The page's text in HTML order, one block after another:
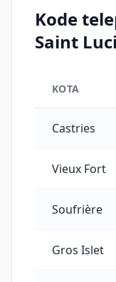
Kode
Saint
KOTA
Castries
Vieux Fort
Soufrière
Gros Islet